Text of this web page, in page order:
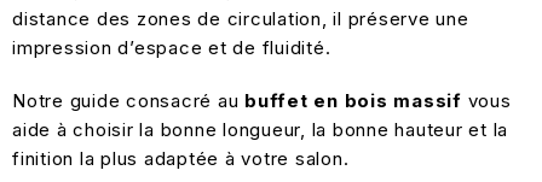
distance des zones de circulation, il préserve une
impression d’espace et de fluidité.
Notre guide consacré au buffet en bois massif vous
aide à choisir la bonne longueur, la bonne hauteur et la
finition la plus adaptée à votre salon.